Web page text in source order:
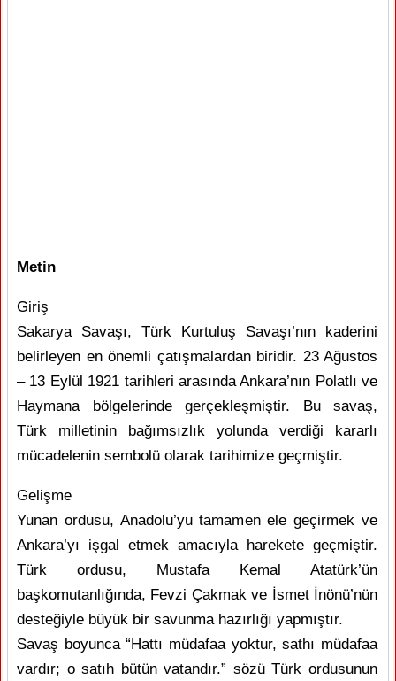
Metin
Giriş
Sakarya Savaşı, Türk Kurtuluş Savaşı’nın kaderini
belirleyen en önemli çatışmalardan biridir. 23 Ağustos
– 13 Eylül 1921 tarihleri arasında Ankara’nın Polatlı ve
Haymana bölgelerinde gerçekleşmiştir. Bu savaş,
Türk milletinin bağımsızlık yolunda verdiği kararlı
mücadelenin sembolü olarak tarihimize geçmiştir.
Gelişme
Yunan ordusu, Anadolu’yu tamamen ele geçirmek ve
Ankara’yı işgal etmek amacıyla harekete geçmiştir.
Türk ordusu, Mustafa Kemal Atatürk’ün
başkomutanlığında, Fevzi Çakmak ve İsmet İnönü’nün
desteğiyle büyük bir savunma hazırlığı yapmıştır.
Savaş boyunca “Hattı müdafaa yoktur, sathı müdafaa
vardır; o satıh bütün vatandır.” sözü Türk ordusunun